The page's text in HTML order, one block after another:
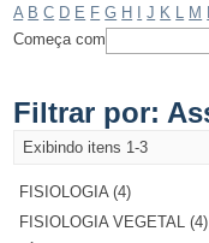
A B C D E F G H J K M
Começa com
Filtrar por:
Exibindo itens 1-3
FISIOLOGIA (4)
FISIOLOGIA VEGETAL (4)